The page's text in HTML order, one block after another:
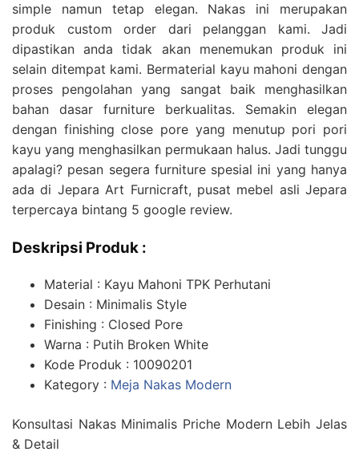
simple namun tetap elegan. Nakas ini merupakan
produk custom order dari pelanggan kami. Jadi
dipastikan anda tidak akan menemukan produk ini
selain ditempat kami. Bermaterial kayu mahoni dengan
proses pengolahan yang sangat baik menghasilkan
bahan dasar furniture berkualitas. Semakin elegan
dengan finishing close pore yang menutup pori pori
kayu yang menghasilkan permukaan halus. Jadi tunggu
apalagi? pesan segera furniture spesial ini yang hanya
ada di Jepara Art Furnicraft, pusat mebel asli Jepara
terpercaya bintang 5 google review.
Deskripsi Produk :
Material : Kayu Mahoni TPK Perhutani
Desain : Minimalis Style
Finishing : Closed Pore
Warna : Putih Broken White
Kode Produk : 10090201
Kategory : Meja Nakas Modern
Konsultasi Nakas Minimalis Priche Modern Lebih Jelas
& Detail